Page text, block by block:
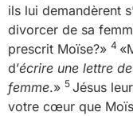
ils lui demandèrent
divorcer de sa
prescrit Moïse?» 4
d’écrire une lettre
femme.» 5 Jésus
votre cœur que